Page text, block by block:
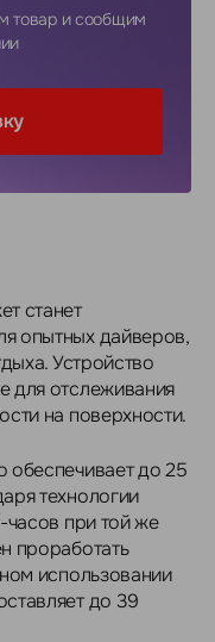
товар и сообщим
станет
опытных дайверов,
Устройство
для отслеживания
на поверхности.
обеспечивает до 25
технологии
часов при той же
проработать
использовании
до 39